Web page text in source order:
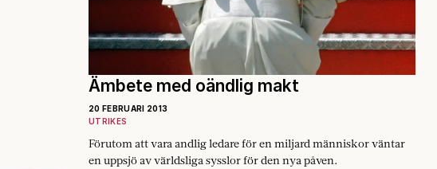
Ämbete med oändlig makt
20 FEBRUARI 2013
UTRIKES
Förutom att vara andlig ledare för en miljard människor väntar
en uppsjö av världsliga sysslor för den nya påven.